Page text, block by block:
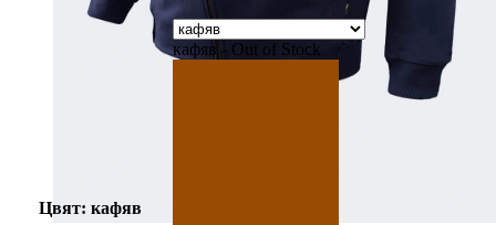
Цвят: кафяв
кафяв - Out of Stock